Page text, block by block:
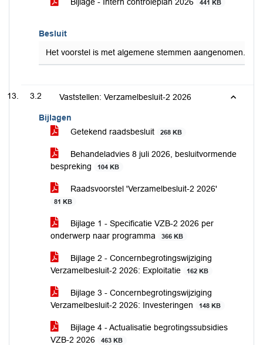
441 KB
Besluit
Het voorstel is met algemene stemmen aangenomen.
3.2 Vaststellen: Verzamelbesluit-2 2026
Bijlagen
Getekend raadsbesluit
268 KB
Behandeladvies 8 juli 2026, besluitvormende
bespreking
104 KB
Raadsvoorstel 'Verzamelbesluit-2 2026'
81 KB
Bijlage 1 - Specificatie VZB-2 2026 per
onderwerp naar programma
366 KB
Bijlage 2 - Concernbegrotingswijziging
Verzamelbesluit-2 2026: Exploitatie
162 KB
Bijlage 3 - Concernbegrotingswijziging
Verzamelbesluit-2 2026: Investeringen
148 KB
Bijlage 4 - Actualisatie begrotingssubsidies
VZB-2 2026
463 KB